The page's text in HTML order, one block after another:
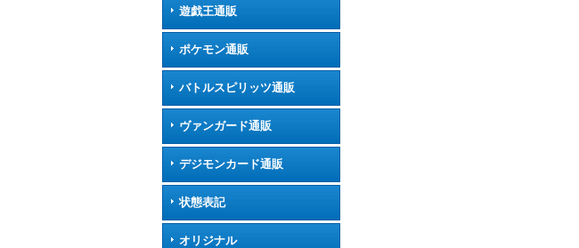
遊戯王通販
ポケモン通販
バトルスピリッツ通販
ヴァンガード通販
デジモンカード通販
状態表記
オリジナル